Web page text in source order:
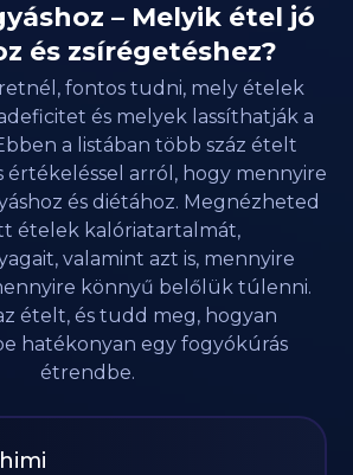
– Melyik étel jó
és zsírégetéshez?
fontos tudni, mely ételek
és melyek lassíthatják a
a listában több száz ételt
értékeléssel arról, hogy mennyire
és diétához. Megnézheted
ételek kalóriatartalmát,
valamint azt is, mennyire
könnyű belőlük túlenni.
ételt, és tudd meg, hogyan
hatékonyan egy fogyókúrás
étrendbe.